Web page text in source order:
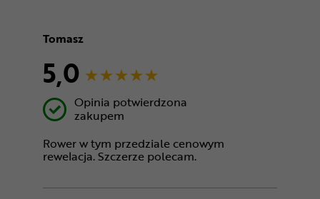
Tomasz
5,0
Opinia potwierdzona
zakupem
Rower w tym przedziale cenowym
rewelacja. Szczerze polecam.